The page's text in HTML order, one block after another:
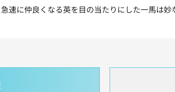
速に仲良くなる英を目の当たりにした一馬は